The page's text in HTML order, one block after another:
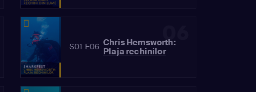
06
S01 E06 Chris Hemsworth:
Plaja rechinilor